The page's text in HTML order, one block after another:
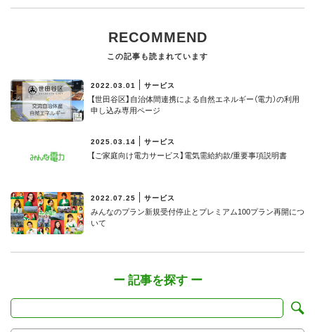
RECOMMEND
この記事も読まれています
2022.03.01 サービス
【世田谷区】⾃治体間連携による⾃然エネルギー（電⼒）の利⽤
申し込み専用ページ
2025.03.14 サービス
【ご家庭向け電力サービス】電気需給約款/重要事項説明書
2022.07.25 サービス
みんなのプラン新規受付停止とプレミアム100プラン再開につ
いて